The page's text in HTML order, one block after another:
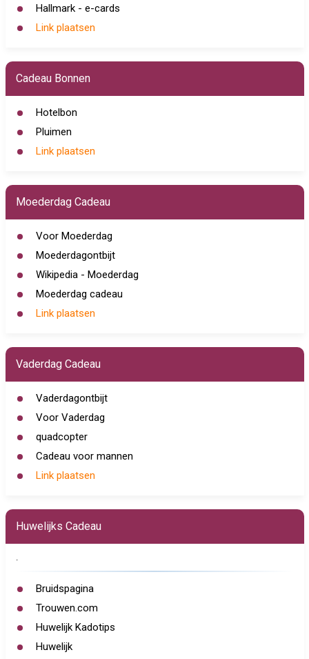
Hallmark - e-cards
Link plaatsen
Cadeau Bonnen
Hotelbon
Pluimen
Link plaatsen
Moederdag Cadeau
Voor Moederdag
Moederdagontbijt
Wikipedia - Moederdag
Moederdag cadeau
Link plaatsen
Vaderdag Cadeau
Vaderdagontbijt
Voor Vaderdag
quadcopter
Cadeau voor mannen
Link plaatsen
Huwelijks Cadeau
.
Bruidspagina
Trouwen.com
Huwelijk Kadotips
Huwelijk